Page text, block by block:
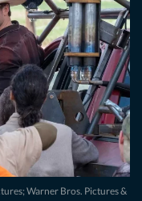
Warner Bros. Pictures &